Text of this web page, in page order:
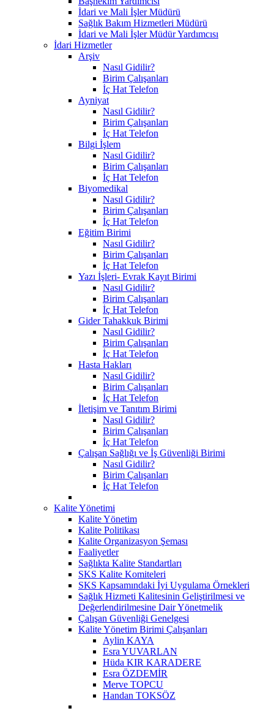
İdari ve Mali İşler Müdürü
Sağlık Bakım Hizmetleri Müdürü
İdari ve Mali İşler Müdür Yardımcısı
İdari Hizmetler
Arşiv
Nasıl Gidilir?
Birim Çalışanları
İç Hat Telefon
Ayniyat
Nasıl Gidilir?
Birim Çalışanları
İç Hat Telefon
Bilgi İşlem
Nasıl Gidilir?
Birim Çalışanları
İç Hat Telefon
Biyomedikal
Nasıl Gidilir?
Birim Çalışanları
İç Hat Telefon
Eğitim Birimi
Nasıl Gidilir?
Birim Çalışanları
İç Hat Telefon
Yazı İşleri- Evrak Kayıt Birimi
Nasıl Gidilir?
Birim Çalışanları
İç Hat Telefon
Gider Tahakkuk Birimi
Nasıl Gidilir?
Birim Çalışanları
İç Hat Telefon
Hasta Hakları
Nasıl Gidilir?
Birim Çalışanları
İç Hat Telefon
İletişim ve Tanıtım Birimi
Nasıl Gidilir?
Birim Çalışanları
İç Hat Telefon
Çalışan Sağlığı ve İş Güvenliği Birimi
Nasıl Gidilir?
Birim Çalışanları
İç Hat Telefon
Kalite Yönetimi
Kalite Yönetim
Kalite Politikası
Kalite Organizasyon Şeması
Faaliyetler
Sağlıkta Kalite Standartları
SKS Kalite Komiteleri
SKS Kapsamındaki İyi Uygulama Örnekleri
Sağlık Hizmeti Kalitesinin Geliştirilmesi ve
Değerlendirilmesine Dair Yönetmelik
Çalışan Güvenliği Genelgesi
Kalite Yönetim Birimi Çalışanları
Aylin KAYA
Esra YUVARLAN
Hüda KIR KARADERE
Esra ÖZDEMİR
Merve TOPCU
Handan TOKSÖZ